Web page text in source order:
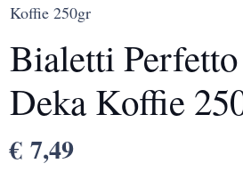
Koffie 250gr
Bialetti
Deka Koffie
€ 7,49